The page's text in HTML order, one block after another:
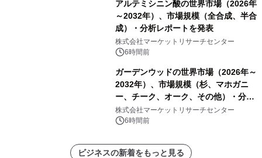
アルテミシニン酸の世界市場（2026年
～2032年）、市場規模（全合成、半合
成）・分析レポートを発表
株式会社マーケットリサーチセンター
6時間前
ガーデンウッドの世界市場（2026年～
2032年）、市場規模（杉、マホガニ
ー、チーク、オーク、その他）・分析
レポートを発表
株式会社マーケットリサーチセンター
6時間前
ビジネスの新着をもっと見る